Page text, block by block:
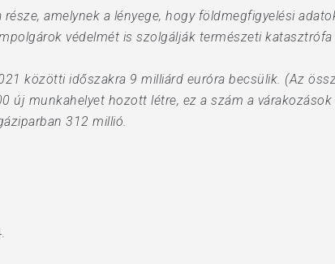
amelynek a lényege, hogy földmegfigyelési
védelmét is szolgálják természeti katasztrófa
közötti időszakra 9 milliárd euróra becsülik. (Az
új munkahelyet hozott létre, ez a szám a
312 millió.